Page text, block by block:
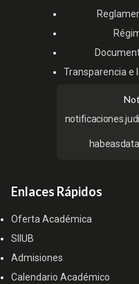
Transparencia e
Enlaces Rápidos
Oferta Académica
SIIUB
Admisiones
Calendario Académico